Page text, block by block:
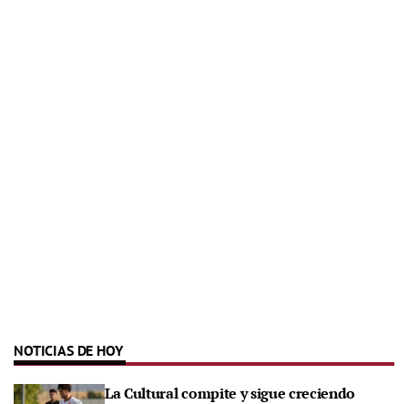
NOTICIAS DE HOY
La Cultural compite y sigue creciendo